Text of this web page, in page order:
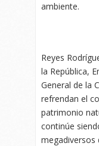
ambiente.
Reyes
la República,
General de la
refrendan el
patrimonio
continúe
megadiversos